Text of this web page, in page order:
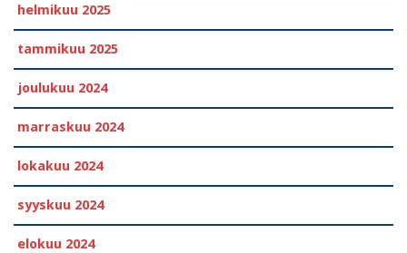
helmikuu 2025
tammikuu 2025
joulukuu 2024
marraskuu 2024
lokakuu 2024
syyskuu 2024
elokuu 2024